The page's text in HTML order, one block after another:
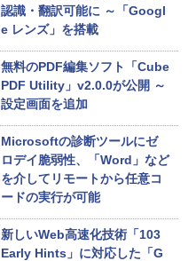
認識・翻訳可能に ～「Googl
e レンズ」を搭載
無料のPDF編集ソフト「Cube
PDF Utility」v2.0.0が公開 ～
設定画面を追加
Microsoftの診断ツールにゼ
ロデイ脆弱性、「Word」など
を介してリモートから任意コ
ードの実行が可能
新しいWeb高速化技術「103
Early Hints」に対応した「G